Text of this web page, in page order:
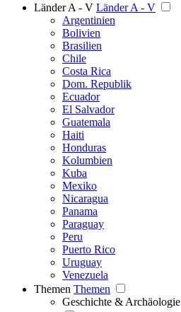
Länder A - V Länder A - V
Argentinien
Bolivien
Brasilien
Chile
Costa Rica
Dom. Republik
Ecuador
El Salvador
Guatemala
Haiti
Honduras
Kolumbien
Kuba
Mexiko
Nicaragua
Panama
Paraguay
Peru
Puerto Rico
Uruguay
Venezuela
Themen Themen
Geschichte & Archäologie